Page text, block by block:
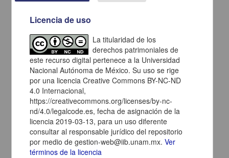
La Sombra de Arteaga
1924-12-20
Licencia de uso
La titularidad de los
derechos patrimoniales de
este recurso digital pertenece a la Universidad
Nacional Autónoma de México. Su uso se rige
por una licencia Creative Commons BY-NC-ND
4.0 Internacional,
https://creativecommons.org/licenses/by-nc-
nd/4.0/legalcode.es, fecha de asignación de la
licencia 2019-03-13, para un uso diferente
consultar al responsable jurídico del repositorio
por medio de gestion-web@iib.unam.mx.Ver
términos de la licencia